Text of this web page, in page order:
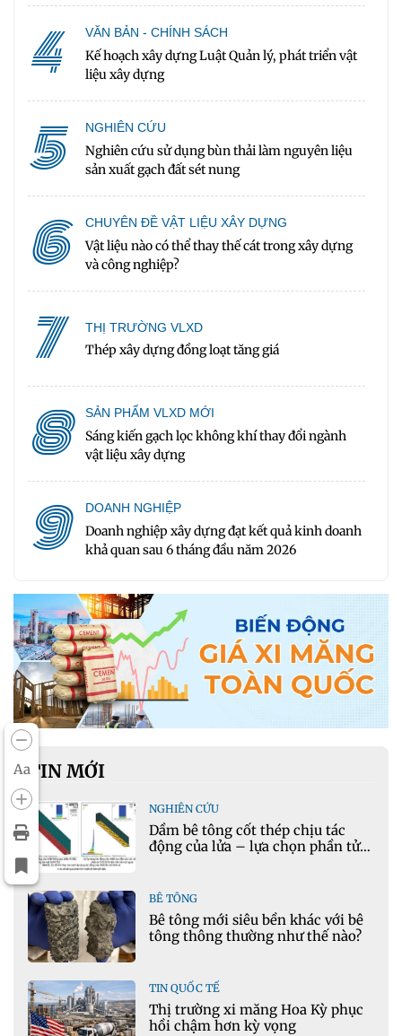
Aa
4 VĂN BẢN - CHÍNH SÁCH
Kế hoạch xây dựng Luật Quản lý, phát triển vật
liệu xây dựng
5 NGHIÊN CỨU
Nghiên cứu sử dụng bùn thải làm nguyên liệu
sản xuất gạch đất sét nung
6 CHUYÊN ĐỀ VẬT LIỆU XÂY DỰNG
Vật liệu nào có thể thay thế cát trong xây dựng
và công nghiệp?
7 THỊ TRƯỜNG VLXD
Thép xây dựng đồng loạt tăng giá
8 SẢN PHẨM VLXD MỚI
Sáng kiến gạch lọc không khí thay đổi ngành
vật liệu xây dựng
9 DOANH NGHIỆP
Doanh nghiệp xây dựng đạt kết quả kinh doanh
khả quan sau 6 tháng đầu năm 2026
TIN MỚI
NGHIÊN CỨU
Dầm bê tông cốt thép chịu tác
động của lửa – lựa chọn phần tử
BÊ TÔNG
Bê tông mới siêu bền khác với bê
tông thông thường như thế nào?
TIN QUỐC TẾ
Thị trường xi măng Hoa Kỳ phục
hồi chậm hơn kỳ vọng